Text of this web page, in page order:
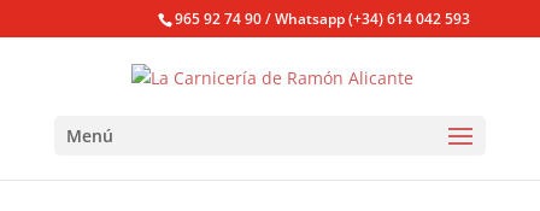
965 92 74 90 / Whatsapp (+34) 614 042 593
Menú